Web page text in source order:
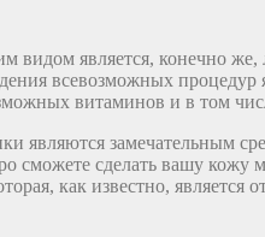
является, конечно
всевозможных процедур
витаминов и в том
являются замечательным
сможете сделать вашу кожу
как известно,